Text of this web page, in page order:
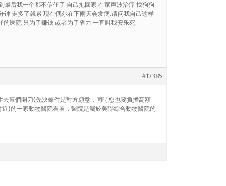
后我一个都不信任了 自己抱回家 在家声波治疗 找狗狗
走多了就累 现在偶尔在下雨天会发病.请问我自己这样
医院 只为了赚钱 或者为了省力 一直叫我安乐死.
#17385
幫們開刀(先決條件是對方願意，同時您也要負擔高額
)的一家動物醫院看看，醫院是屬於美聯綜合動物醫院的